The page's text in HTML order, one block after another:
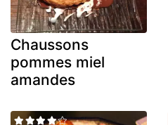
Chaussons
pommes miel
amandes